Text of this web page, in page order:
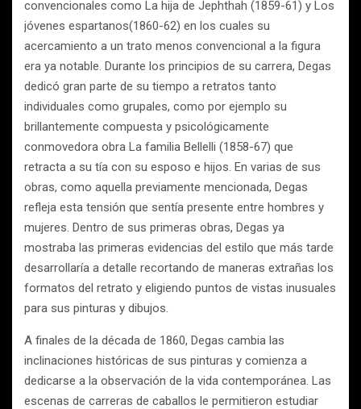
convencionales como La hija de Jephthah (1859-61) y Los
jóvenes espartanos(1860-62) en los cuales su
acercamiento a un trato menos convencional a la figura
era ya notable. Durante los principios de su carrera, Degas
dedicó gran parte de su tiempo a retratos tanto
individuales como grupales, como por ejemplo su
brillantemente compuesta y psicológicamente
conmovedora obra La familia Bellelli (1858-67) que
retracta a su tía con su esposo e hijos. En varias de sus
obras, como aquella previamente mencionada, Degas
refleja esta tensión que sentía presente entre hombres y
mujeres. Dentro de sus primeras obras, Degas ya
mostraba las primeras evidencias del estilo que más tarde
desarrollaría a detalle recortando de maneras extrañas los
formatos del retrato y eligiendo puntos de vistas inusuales
para sus pinturas y dibujos.
A finales de la década de 1860, Degas cambia las
inclinaciones históricas de sus pinturas y comienza a
dedicarse a la observación de la vida contemporánea. Las
escenas de carreras de caballos le permitieron estudiar